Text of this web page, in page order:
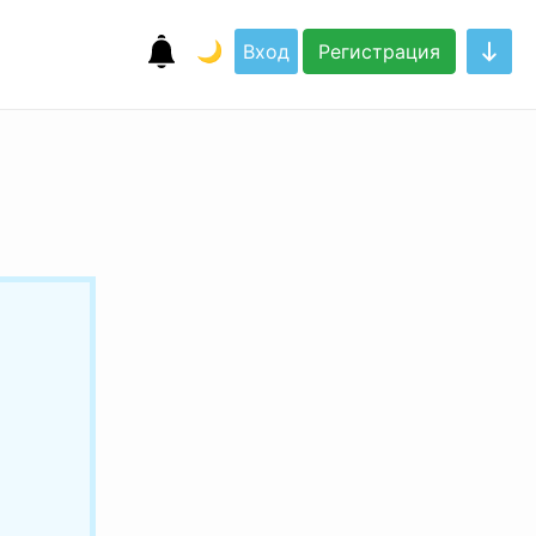
🌙 Вход Регистрация